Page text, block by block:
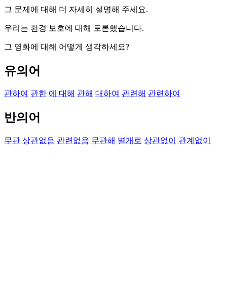
그 문제에 대해 더 자세히 설명해 주세요.
우리는 환경 보호에 대해 토론했습니다.
그 영화에 대해 어떻게 생각하세요?
유의어
관하여 관한 에 대해 관해 대하여 관련해 관련하여
반의어
무관 상관없음 관련없음 무관해 별개로 상관없이 관계없이